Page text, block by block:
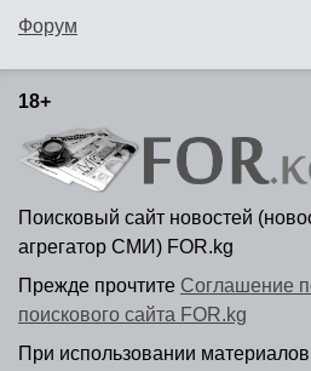
Форум
18+
Поисковый сайт новостей
агрегатор СМИ) FOR.kg
Прежде прочтите Соглашение
поискового сайта FOR.kg
При использовании